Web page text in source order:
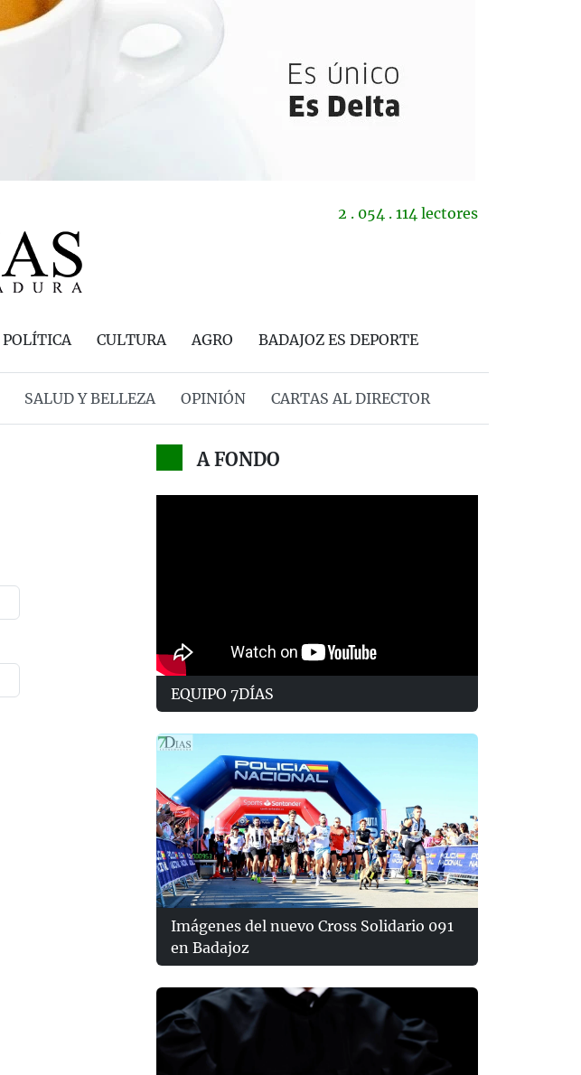
2 . 054 . 114 lectores
POLÍTICA CULTURA AGRO BADAJOZ ES DEPORTE
SALUD Y BELLEZA OPINIÓN CARTAS AL DIRECTOR
A FONDO
EQUIPO 7DÍAS
Imágenes del nuevo Cross Solidario 091
en Badajoz